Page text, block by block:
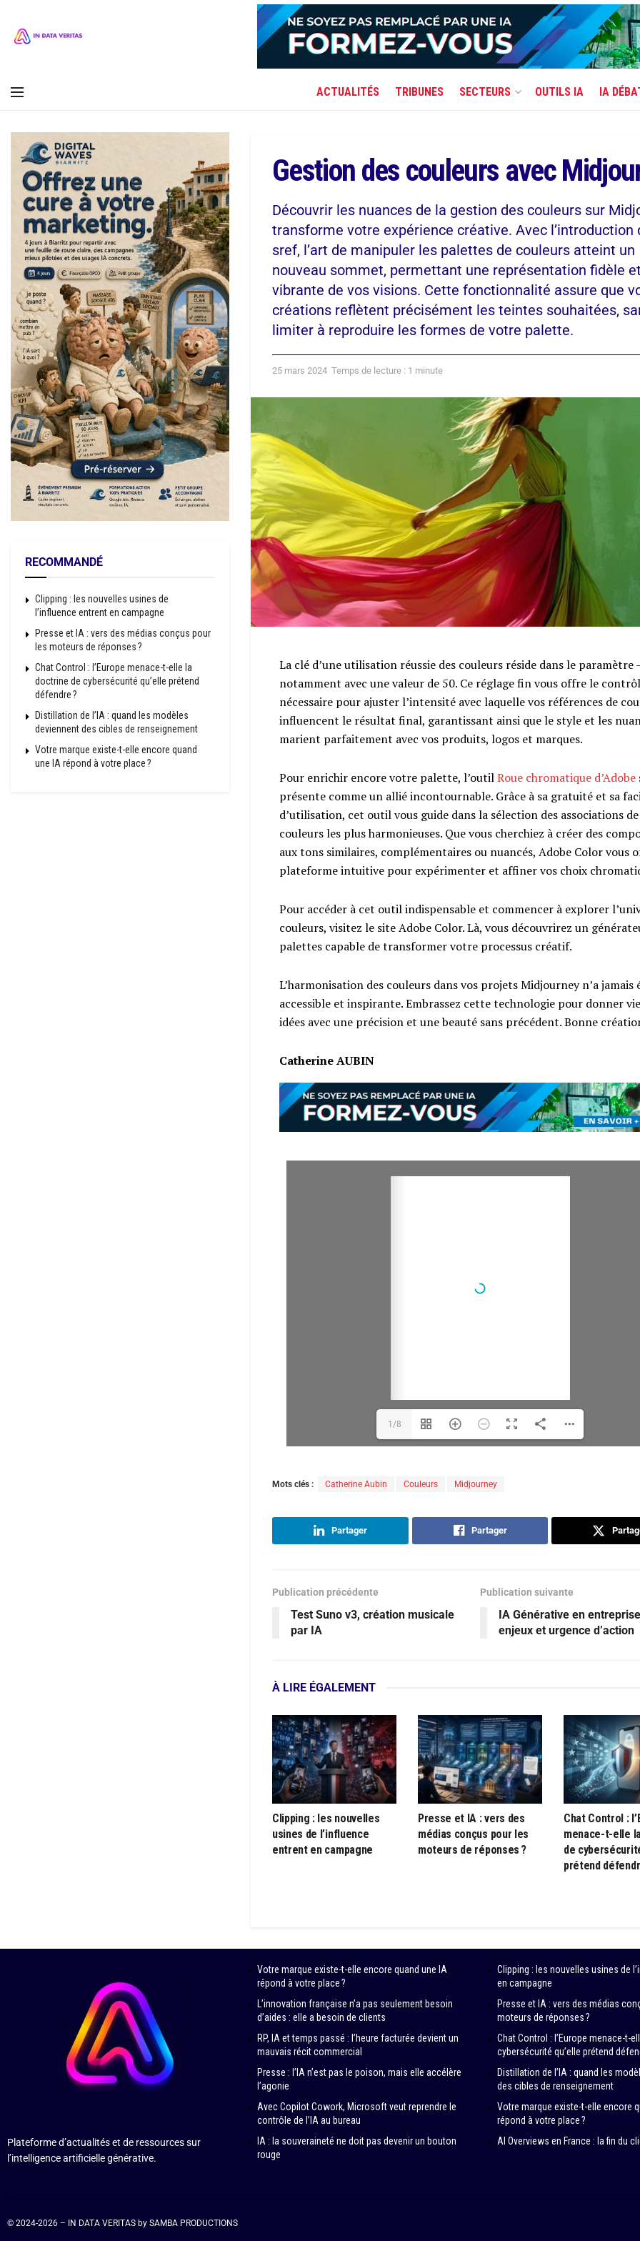
ACTUALITÉS TRIBUNES SECTEURS OUTILS IA IA
Gestion des couleurs avec
Découvrir les nuances de la gestion des couleurs sur
transforme votre expérience créative. Avec l’introduction
sref, l’art de manipuler les palettes de couleurs atteint un
nouveau sommet, permettant une représentation fidèle
vibrante de vos visions. Cette fonctionnalité assure que
créations reflètent précisément les teintes souhaitées,
limiter à reproduire les formes de votre palette.
25 mars 2024 Temps de lecture : 1 minute
La clé d’une utilisation réussie des couleurs réside dans le paramètre
notamment avec une valeur de 50. Ce réglage fin vous offre le
nécessaire pour ajuster l’intensité avec laquelle vos références de
influencent le résultat final, garantissant ainsi que le style et les
marient parfaitement avec vos produits, logos et marques.
Pour enrichir encore votre palette, l’outilRoue chromatique d’Adobe
présente comme un allié incontournable. Grâce à sa gratuité et sa
d’utilisation, cet outil vous guide dans la sélection des associations de
couleurs les plus harmonieuses. Que vous cherchiez à créer des
aux tons similaires, complémentaires ou nuancés, Adobe Color vous
plateforme intuitive pour expérimenter et affiner vos choix
Pour accéder à cet outil indispensable et commencer à explorer
couleurs, visitez le site Adobe Color. Là, vous découvrirez un
palettes capable de transformer votre processus créatif.
L’harmonisation des couleurs dans vos projets Midjourney n’a jamais
accessible et inspirante. Embrassez cette technologie pour donner
idées avec une précision et une beauté sans précédent. Bonne
Catherine AUBIN
1/8
Mots clés : Catherine Aubin Couleurs Midjourney
Partager Partager
Publication précédente
Test Suno v3, création musicale
par IA
Publication suivante
IA Générative en
enjeux et urgence d’action
À LIRE ÉGALEMENT
Clipping : les nouvelles
usines de l’influence
entrent en campagne
Presse et IA : vers des
médias conçus pour les
moteurs de réponses ?
Chat Control :
menace-t-elle
de
prétend
RECOMMANDÉ
Clipping : les nouvelles usines de
l’influence entrent en campagne
Presse et IA : vers des médias conçus pour
les moteurs de réponses ?
Chat Control : l’Europe menace-t-elle la
doctrine de cybersécurité qu’elle prétend
défendre ?
Distillation de l’IA : quand les modèles
deviennent des cibles de renseignement
Votre marque existe-t-elle encore quand
une IA répond à votre place ?
Plateforme d’actualités et de ressources sur
l’intelligence artificielle générative.
Votre marque existe-t-elle encore quand une IA
répond à votre place ?
L’innovation française n’a pas seulement besoin
d’aides : elle a besoin de clients
RP, IA et temps passé : l’heure facturée devient un
mauvais récit commercial
Presse : l’IA n’est pas le poison, mais elle accélère
l’agonie
Avec Copilot Cowork, Microsoft veut reprendre le
contrôle de l’IA au bureau
IA : la souveraineté ne doit pas devenir un bouton
rouge
Clipping : les nouvelles usines de
en campagne
Presse et IA : vers des médias
moteurs de réponses ?
Chat Control : l’Europe menace-t-
cybersécurité qu’elle prétend
Distillation de l’IA : quand les
des cibles de renseignement
Votre marque existe-t-elle encore
répond à votre place ?
AI Overviews en France : la fin du
© 2024-2026 – IN DATA VERITAS by SAMBA PRODUCTIONS